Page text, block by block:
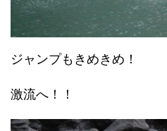
ジャンプもきめきめ！
激流へ！！